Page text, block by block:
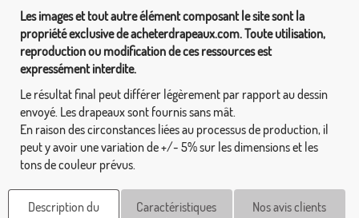
Les images et tout autre élément composant le site sont la
propriété exclusive de acheterdrapeaux.com. Toute utilisation,
reproduction ou modification de ces ressources est
expressément interdite.
Le résultat final peut différer légèrement par rapport au dessin
envoyé. Les drapeaux sont fournis sans mât.
En raison des circonstances liées au processus de production, il
peut y avoir une variation de +/- 5% sur les dimensions et les
tons de couleur prévus.
Description du
Caractéristiques
Nos avis clients